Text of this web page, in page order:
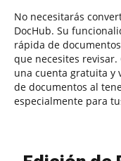
No necesitarás
DocHub. Su
rápida de
que necesites
una cuenta gratuita y
de documentos al
especialmente para